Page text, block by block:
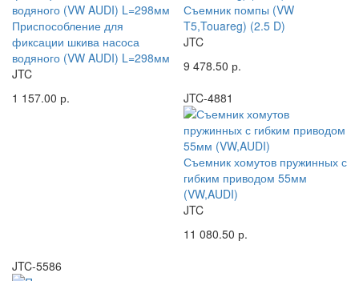
Приспособление для
фиксации шкива насоса
водяного (VW AUDI) L=298мм
JTC
1 157.00 р.
Съемник помпы (VW
T5,Touareg) (2.5 D)
JTC
9 478.50 р.
JTC-4881
Съемник хомутов пружинных с
гибким приводом 55мм
(VW,AUDI)
JTC
11 080.50 р.
JTC-5586